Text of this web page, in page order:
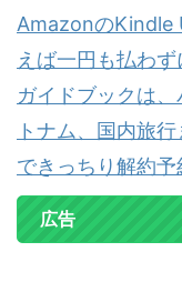
AmazonのKindle
えば一円も払わず
ガイドブックは
トナム、国内旅
できっちり解約予
広告